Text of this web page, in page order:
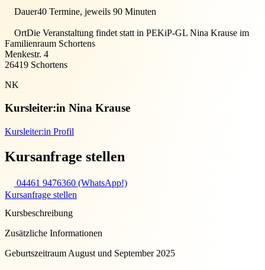
Dauer40 Termine, jeweils 90 Minuten
OrtDie Veranstaltung findet statt in PEKiP-GL Nina Krause im
Familienraum Schortens
Menkestr. 4
26419 Schortens
NK
Kursleiter:in Nina Krause
Kursleiter:in Profil
Kursanfrage stellen
04461 9476360 (WhatsApp!)
Kursanfrage stellen
Kursbeschreibung
Zusätzliche Informationen
Geburtszeitraum August und September 2025